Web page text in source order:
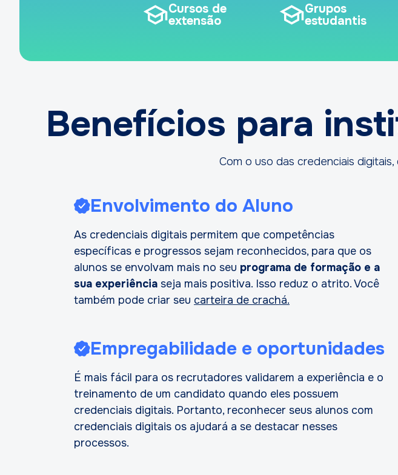
Cursos de
extensão
Grupos
estudantis
Benefícios para
Com o uso das credenciais
Envolvimento do Aluno
As credenciais digitais permitem que competências
específicas e progressos sejam reconhecidos, para que os
alunos se envolvam mais no seu programa de formação e a
sua experiência seja mais positiva. Isso reduz o atrito. Você
também pode criar seu carteira de crachá.
Empregabilidade e oportunidades
É mais fácil para os recrutadores validarem a experiência e o
treinamento de um candidato quando eles possuem
credenciais digitais. Portanto, reconhecer seus alunos com
credenciais digitais os ajudará a se destacar nesses
processos.